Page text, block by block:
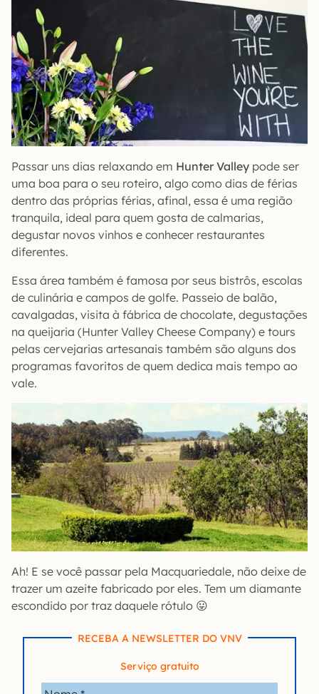
Passar uns dias relaxando em Hunter Valley pode ser
uma boa para o seu roteiro, algo como dias de férias
dentro das próprias férias, afinal, essa é uma região
tranquila, ideal para quem gosta de calmarias,
degustar novos vinhos e conhecer restaurantes
diferentes.
Essa área também é famosa por seus bistrôs, escolas
de culinária e campos de golfe. Passeio de balão,
cavalgadas, visita à fábrica de chocolate, degustações
na queijaria (Hunter Valley Cheese Company) e tours
pelas cervejarias artesanais também são alguns dos
programas favoritos de quem dedica mais tempo ao
vale.
Ah! E se você passar pela Macquariedale, não deixe de
trazer um azeite fabricado por eles. Tem um diamante
escondido por traz daquele rótulo 😛
RECEBA A NEWSLETTER DO VNV
Serviço gratuito